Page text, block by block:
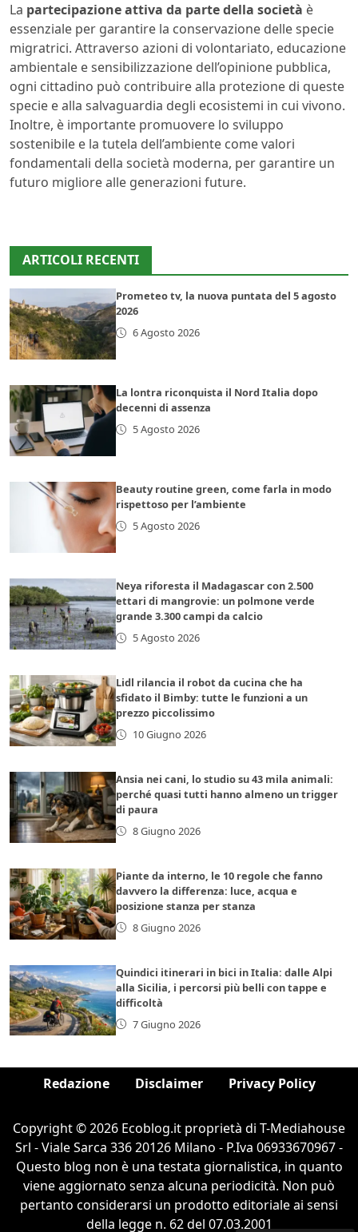
La partecipazione attiva da parte della società è
essenziale per garantire la conservazione delle specie
migratrici. Attraverso azioni di volontariato, educazione
ambientale e sensibilizzazione dell’opinione pubblica,
ogni cittadino può contribuire alla protezione di queste
specie e alla salvaguardia degli ecosistemi in cui vivono.
Inoltre, è importante promuovere lo sviluppo
sostenibile e la tutela dell’ambiente come valori
fondamentali della società moderna, per garantire un
futuro migliore alle generazioni future.
ARTICOLI RECENTI
Prometeo tv, la nuova puntata del 5 agosto
2026
6 Agosto 2026
La lontra riconquista il Nord Italia dopo
decenni di assenza
5 Agosto 2026
Beauty routine green, come farla in modo
rispettoso per l’ambiente
5 Agosto 2026
Neya riforesta il Madagascar con 2.500
ettari di mangrovie: un polmone verde
grande 3.300 campi da calcio
5 Agosto 2026
Lidl rilancia il robot da cucina che ha
sfidato il Bimby: tutte le funzioni a un
prezzo piccolissimo
10 Giugno 2026
Ansia nei cani, lo studio su 43 mila animali:
perché quasi tutti hanno almeno un trigger
di paura
8 Giugno 2026
Piante da interno, le 10 regole che fanno
davvero la differenza: luce, acqua e
posizione stanza per stanza
8 Giugno 2026
Quindici itinerari in bici in Italia: dalle Alpi
alla Sicilia, i percorsi più belli con tappe e
difficoltà
7 Giugno 2026
Redazione Disclaimer Privacy Policy
Copyright © 2026 Ecoblog.it proprietà di T-Mediahouse
Srl - Viale Sarca 336 20126 Milano - P.Iva 06933670967 -
Questo blog non è una testata giornalistica, in quanto
viene aggiornato senza alcuna periodicità. Non può
pertanto considerarsi un prodotto editoriale ai sensi
della legge n. 62 del 07.03.2001